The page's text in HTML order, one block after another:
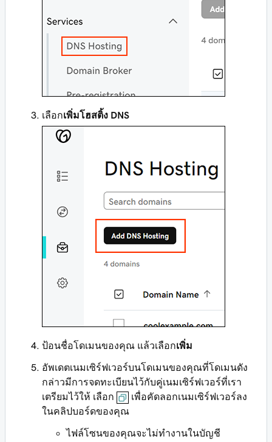
เลือกเพิ่มโฮสติ้ง DNS
ป้อนชื่อโดเมนของคุณ แล้วเลือกเพิ่ม
อัพเดตเนมเซิร์ฟเวอร์บนโดเมนของคุณที่โดเมนดัง
กล่าวมีการจดทะเบียนไว้กับคู่เนมเซิร์ฟเวอร์ที่เรา
เตรียมไว้ให้ เลือก
เพื่อคัดลอกเนมเซิร์ฟเวอร์ลง
ในคลิปบอร์ดของคุณ
ไฟล์โซนของคุณจะไม่ทำงานในบัญชี